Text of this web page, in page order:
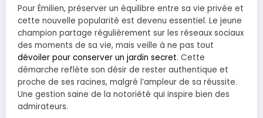
Pour Émilien, préserver un équilibre entre sa vie privée et
cette nouvelle popularité est devenu essentiel. Le jeune
champion partage régulièrement sur les réseaux sociaux
des moments de sa vie, mais veille à ne pas tout
dévoiler pour conserver un jardin secret. Cette
démarche reflète son désir de rester authentique et
proche de ses racines, malgré l’ampleur de sa réussite.
Une gestion saine de la notoriété qui inspire bien des
admirateurs.